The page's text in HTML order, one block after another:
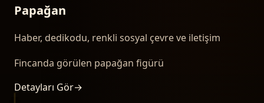
Papağan
Haber, dedikodu, renkli sosyal çevre ve iletişim
Fincanda görülen papağan figürü
Detayları Gör→